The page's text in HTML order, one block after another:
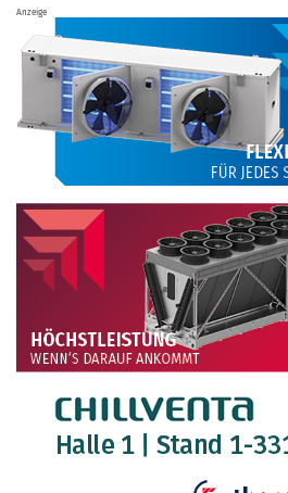
Anzeige